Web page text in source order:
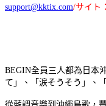
support@kktix.com/サイト：
BEGIN全員三人都為日本
て」、「涙そうそう」、